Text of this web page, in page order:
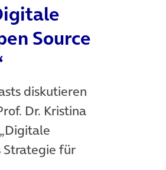
Source
diskutieren
Dr. Kristina
Strategie für